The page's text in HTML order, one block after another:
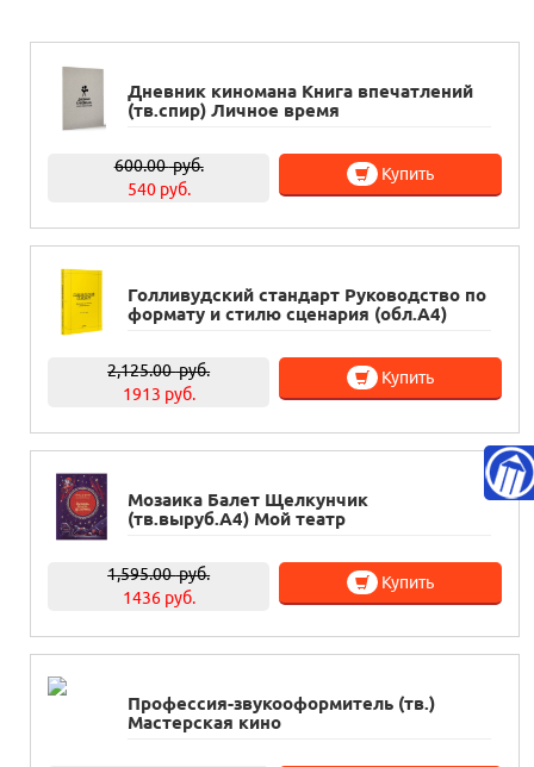
Дневник киномана Книга впечатлений
(тв.спир) Личное время
600.00руб.
540 руб.
Купить
Голливудский стандарт Руководство по
формату и стилю сценария (обл.А4)
2,125.00руб.
1913 руб.
Купить
Мозаика Балет Щелкунчик
(тв.выруб.А4) Мой театр
1,595.00руб.
1436 руб.
Купить
Профессия-звукооформитель (тв.)
Мастерская кино